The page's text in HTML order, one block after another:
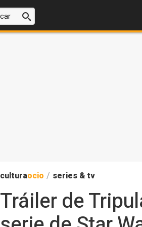
culturaocio / series & tv
Tráiler de